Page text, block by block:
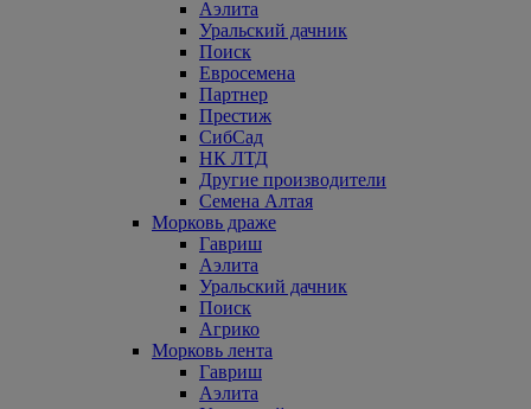
Аэлита
Уральский дачник
Поиск
Евросемена
Партнер
Престиж
СибСад
НК ЛТД
Другие производители
Семена Алтая
Морковь драже
Гавриш
Аэлита
Уральский дачник
Поиск
Агрико
Морковь лента
Гавриш
Аэлита